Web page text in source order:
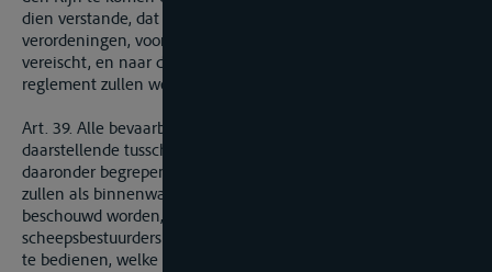
dien verstande, dat men zich zal gedragen naar de policie-
verordeningen, voor het behoud der algemeene veiligheid
vereischt, en naar de bepalingen, welke bij het te maken
reglement zullen worden vastgesteld.
Art. 39. Alle bevaarbare wegen, de gemeenschap
daarstellende tusschen de Wester-Schelde en den Rijn,
daaronder begrepen het Sloe, de Ooster-Schelde en de Maas,
zullen als binnenwateren tusschen die beide rivieren
beschouwd worden, en het zal mitsdien den schippers of
scheepsbestuurders vrijstaan zich van die bevaarbare wegen
te bedienen, welke hun het meest geschikt zullen voorkomen.